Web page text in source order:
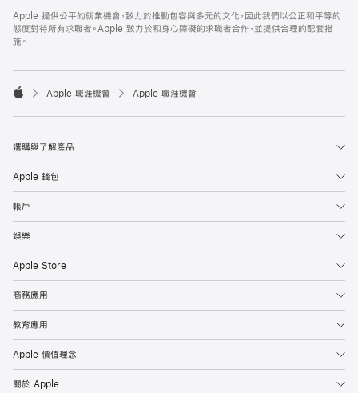
Footer
Apple 提供公平的就業機會，致力於推動包容與多元的文化，因此我們以公正和平等的
態度對待所有求職者。Apple 致力於和身心障礙的求職者合作，並提供合理的配套措
施。

Apple 職涯機會 Apple 職涯機會
選購與了解產品
Apple 錢包
帳戶
娛樂
Apple Store
商務應用
教育應用
Apple 價值理念
關於 Apple